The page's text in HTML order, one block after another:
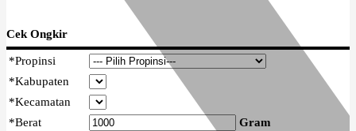
Cek Ongkir
*Propinsi
*Kabupaten
*Kecamatan
*Berat Gram